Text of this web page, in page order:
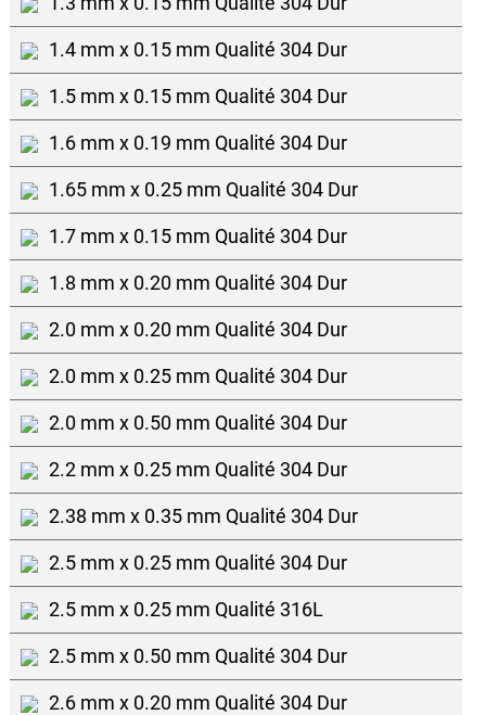
1.4 mm x 0.15 mm Qualité 304 Dur
1.5 mm x 0.15 mm Qualité 304 Dur
1.6 mm x 0.19 mm Qualité 304 Dur
1.65 mm x 0.25 mm Qualité 304 Dur
1.7 mm x 0.15 mm Qualité 304 Dur
1.8 mm x 0.20 mm Qualité 304 Dur
2.0 mm x 0.20 mm Qualité 304 Dur
2.0 mm x 0.25 mm Qualité 304 Dur
2.0 mm x 0.50 mm Qualité 304 Dur
2.2 mm x 0.25 mm Qualité 304 Dur
2.38 mm x 0.35 mm Qualité 304 Dur
2.5 mm x 0.25 mm Qualité 304 Dur
2.5 mm x 0.25 mm Qualité 316L
2.5 mm x 0.50 mm Qualité 304 Dur
2.6 mm x 0.20 mm Qualité 304 Dur